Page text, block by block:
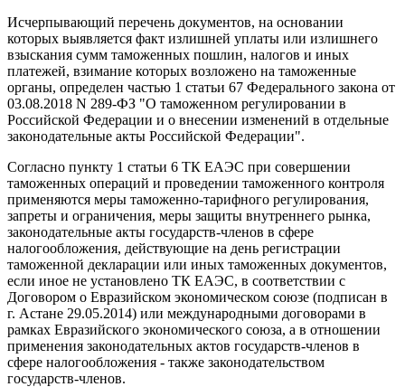
Исчерпывающий перечень документов, на основании
которых выявляется факт излишней уплаты или излишнего
взыскания сумм таможенных пошлин, налогов и иных
платежей, взимание которых возложено на таможенные
органы, определен частью 1 статьи 67 Федерального закона от
03.08.2018 N 289-ФЗ "О таможенном регулировании в
Российской Федерации и о внесении изменений в отдельные
законодательные акты Российской Федерации".
Согласно пункту 1 статьи 6 ТК ЕАЭС при совершении
таможенных операций и проведении таможенного контроля
применяются меры таможенно-тарифного регулирования,
запреты и ограничения, меры защиты внутреннего рынка,
законодательные акты государств-членов в сфере
налогообложения, действующие на день регистрации
таможенной декларации или иных таможенных документов,
если иное не установлено ТК ЕАЭС, в соответствии с
Договором о Евразийском экономическом союзе (подписан в
г. Астане 29.05.2014) или международными договорами в
рамках Евразийского экономического союза, а в отношении
применения законодательных актов государств-членов в
сфере налогообложения - также законодательством
государств-членов.